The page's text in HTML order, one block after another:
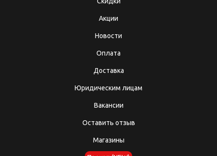
Акции
Новости
Оплата
Доставка
Юридическим лицам
Вакансии
Оставить отзыв
Магазины